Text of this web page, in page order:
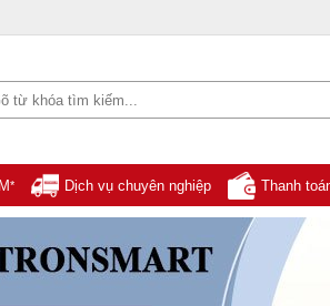
* Dịch vụ chuyên nghiệp Thanh